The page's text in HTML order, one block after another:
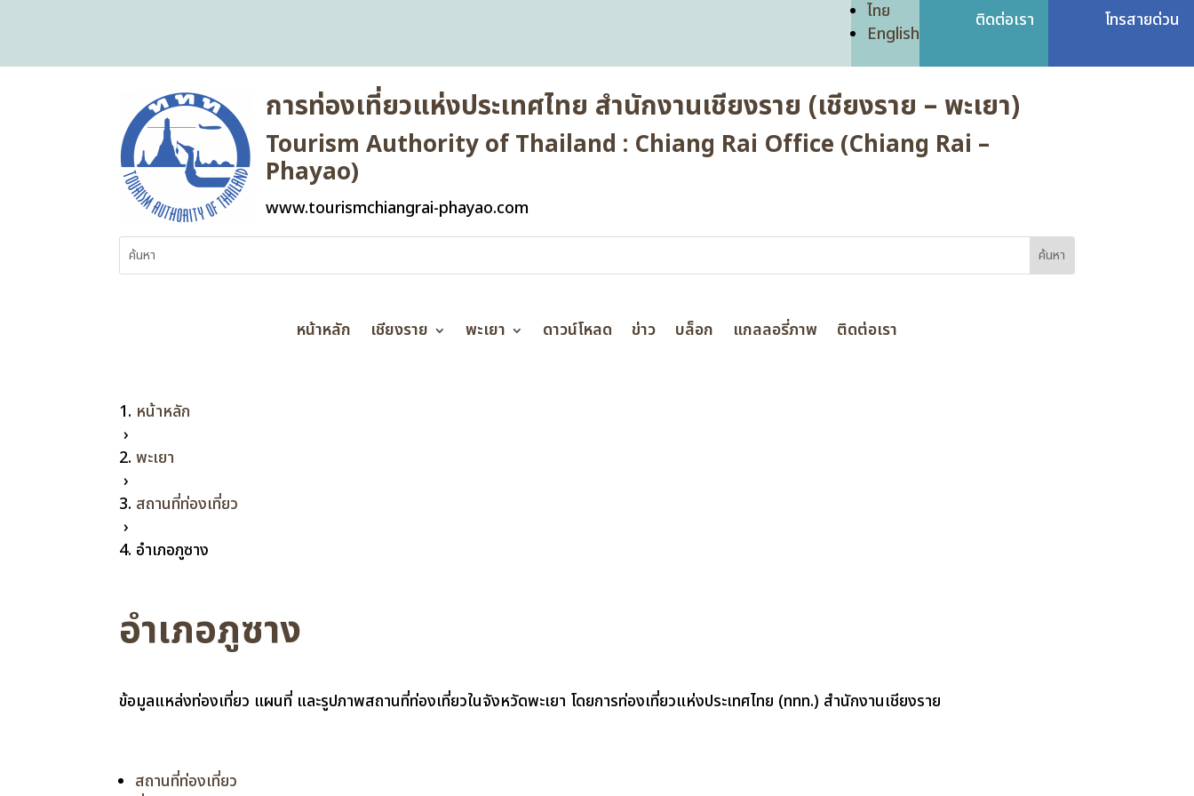
ไทย
English
ติดต่อเรา โทรสายด่วน
การท่องเที่ยวแห่งประเทศไทย สำนักงานเชียงราย (เชียงราย – พะเยา)
Tourism Authority of Thailand : Chiang Rai Office (Chiang Rai –
Phayao)
www.tourismchiangrai-phayao.com
หน้าหลัก เชียงราย พะเยา ดาวน์โหลด ข่าว บล็อก แกลลอรี่ภาพ ติดต่อเรา
หน้าหลัก
›
พะเยา
›
สถานที่ท่องเที่ยว
›
อำเภอภูซาง
อำเภอภูซาง
ข้อมูลแหล่งท่องเที่ยว แผนที่ และรูปภาพสถานที่ท่องเที่ยวในจังหวัดพะเยา โดยการท่องเที่ยวแห่งประเทศไทย (ททท.) สำนักงานเชียงราย
สถานที่ท่องเที่ยว